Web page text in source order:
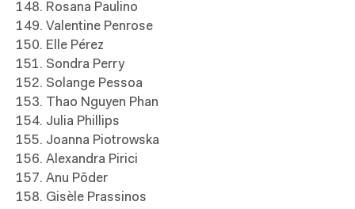
148. Rosana Paulino
149. Valentine Penrose
150. Elle Pérez
151. Sondra Perry
152. Solange Pessoa
153. Thao Nguyen Phan
154. Julia Phillips
155. Joanna Piotrowska
156. Alexandra Pirici
157. Anu Põder
158. Gisèle Prassinos